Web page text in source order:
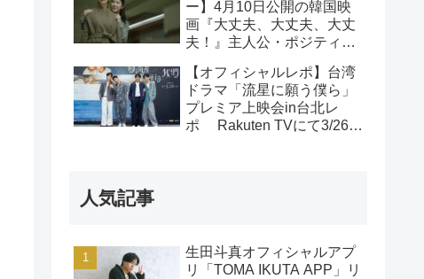
軒） インタビュー！サイン
入りチェキ読プレも
ー】4月10日公開の韓国映
画『大丈夫、大丈夫、大丈
夫！』主人公・ポジティブ
映画の見どころを紹介！
【オフィシャルレポ】台湾
ドラマ「流星に願う僕ら」
プレミア上映会in台北レ
ポ Rakuten TVにて3/26～
人気記事
生田斗真オフィシャルアプ
リ「TOMA IKUTA APP」リ